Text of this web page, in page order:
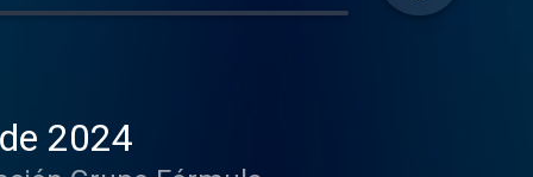
http://
en este y muchos
2024